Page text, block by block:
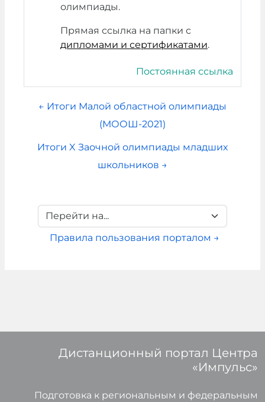
олимпиады.
Прямая ссылка на папки с
дипломами и сертификатами.
Постоянная ссылка
← Итоги Малой областной олимпиады
(МООШ-2021)
Итоги X Заочной олимпиады младших
школьников →
Перейти на...
Правила пользования порталом →
Дистанционный портал Центра
«Импульс»
Подготовка к региональным и федеральным